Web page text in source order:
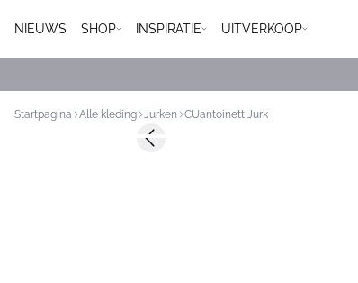
NIEUWS SHOP INSPIRATIE UITVERKOOP
Startpagina Alle kleding Jurken CUantoinett Jurk
Previous slide